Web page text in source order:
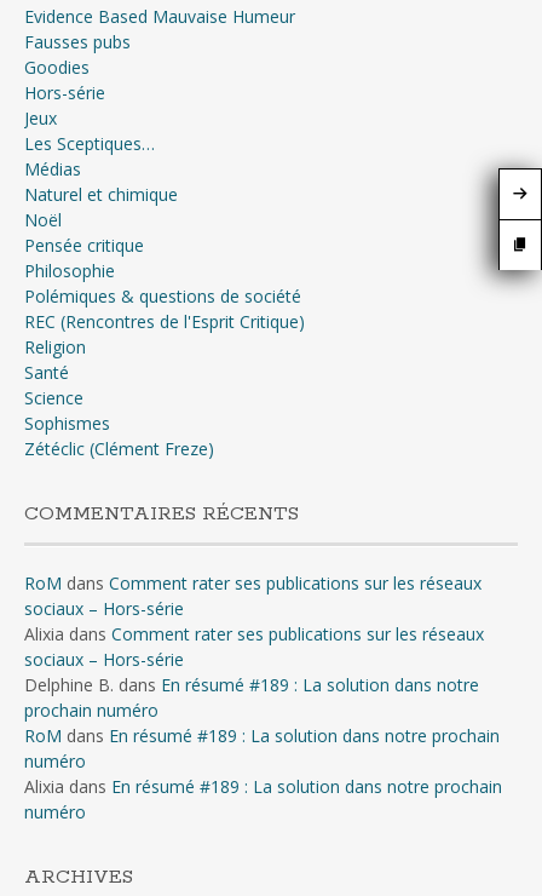
Evidence Based Mauvaise Humeur
Fausses pubs
Goodies
Hors-série
Jeux
Les Sceptiques…
Médias
Naturel et chimique
Noël
Pensée critique
Philosophie
Polémiques & questions de société
REC (Rencontres de l'Esprit Critique)
Religion
Santé
Science
Sophismes
Zétéclic (Clément Freze)
COMMENTAIRES RÉCENTS
RoM dans Comment rater ses publications sur les réseaux
sociaux – Hors-série
Alixia dans Comment rater ses publications sur les réseaux
sociaux – Hors-série
Delphine B. dans En résumé #189 : La solution dans notre
prochain numéro
RoM dans En résumé #189 : La solution dans notre prochain
numéro
Alixia dans En résumé #189 : La solution dans notre prochain
numéro
ARCHIVES